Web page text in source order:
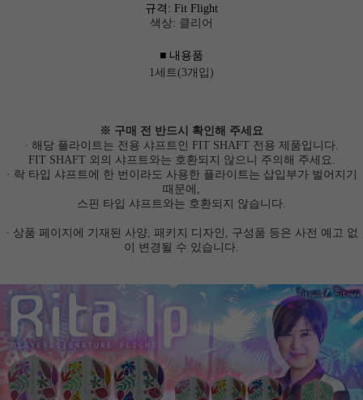
규격 : Fit Flight
색상: 클리어
■ 내용품
1세트(3개입)
※ 구매 전 반드시 확인해 주세요
· 해당 플라이트는 전용 샤프트인 FIT SHAFT 전용 제품입니다.
FIT SHAFT 외의 샤프트와는 호환되지 않으니 주의해 주세요.
· 락 타입 샤프트에 한 번이라도 사용한 플라이트는 삽입부가 벌어지기
때문에,
스핀 타입 샤프트와는 호환되지 않습니다.
· 상품 페이지에 기재된 사양, 패키지 디자인, 구성품 등은 사전 예고 없
이 변경될 수 있습니다.